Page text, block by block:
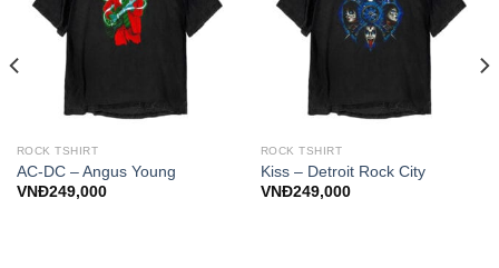
ROCK TSHIRT
AC-DC – Angus Young
VNĐ249,000
ROCK TSHIRT
Kiss – Detroit Rock City
VNĐ249,000